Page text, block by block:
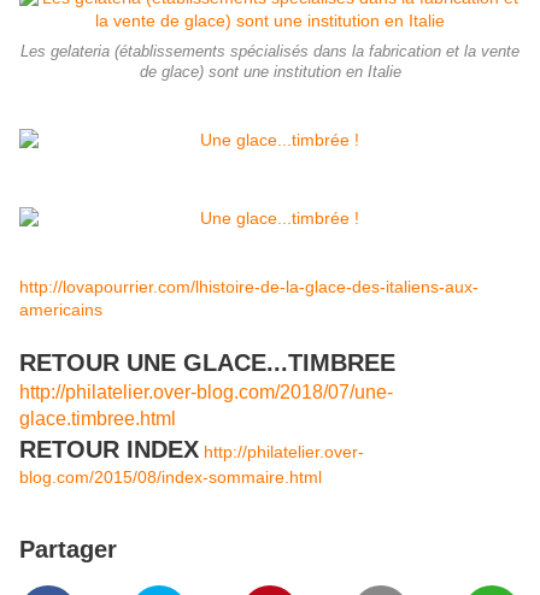
Les gelateria (établissements spécialisés dans la fabrication et la vente
de glace) sont une institution en Italie
http://lovapourrier.com/lhistoire-de-la-glace-des-italiens-aux-
americains
RETOUR UNE GLACE...TIMBREE
http://philatelier.over-blog.com/2018/07/une-
glace.timbree.html
RETOUR INDEX http://philatelier.over-
blog.com/2015/08/index-sommaire.html
Partager